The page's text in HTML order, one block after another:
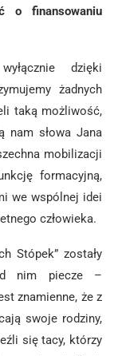
o finansowaniu
dzięki
żadnych
taką możliwość,
nam słowa Jana
mobilizacji
formacyjną,
we wspólnej idei
człowieka.
Stópek” zostały
nim piecze –
znamienne, że z
swoje rodziny,
się tacy, którzy